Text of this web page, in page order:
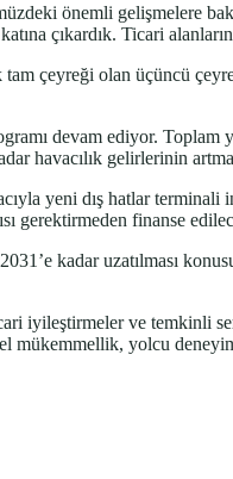
önemli gelişmelere
çıkardık. Ticari
çeyreği olan üçüncü
devam ediyor.
havacılık gelirlerinin
yeni dış hatlar
gerektirmeden finanse
kadar uzatılması
iyileştirmeler ve temkinli
mükemmellik, yolcu